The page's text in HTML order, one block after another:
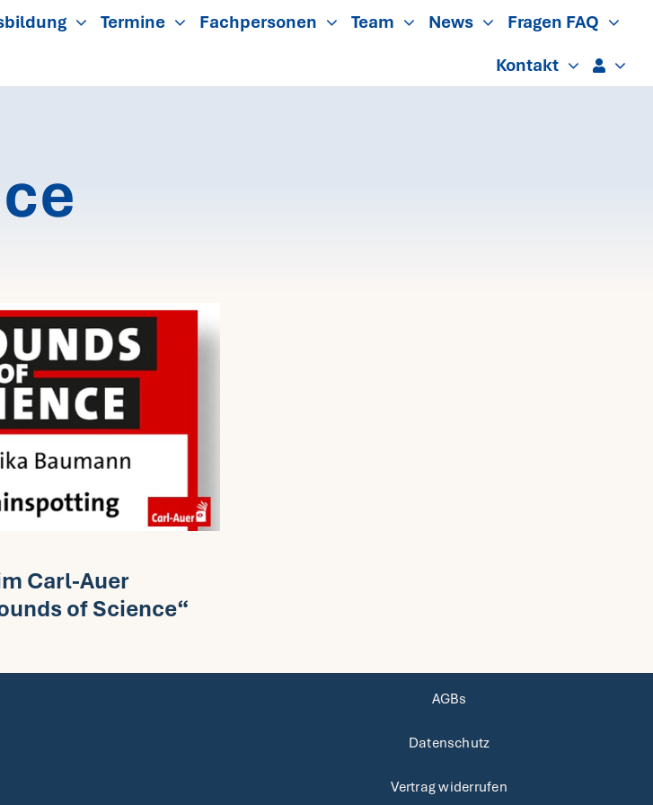
Termine Fachpersonen Team News
Fragen FAQ
Kontakt
Carl-Auer
of Science“
AGBs
Datenschutz
Vertrag widerrufen